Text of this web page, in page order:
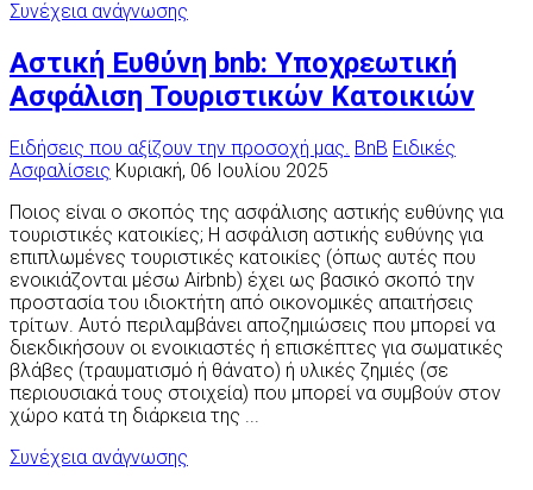
Συνέχεια ανάγνωσης
Αστική Ευθύνη bnb: Υποχρεωτική
Ασφάλιση Τουριστικών Κατοικιών
Ειδήσεις που αξίζουν την προσοχή μας. BnB Ειδικές
Ασφαλίσεις Κυριακή, 06 Ιουλίου 2025
Ποιος είναι ο σκοπός της ασφάλισης αστικής ευθύνης για
τουριστικές κατοικίες; Η ασφάλιση αστικής ευθύνης για
επιπλωμένες τουριστικές κατοικίες (όπως αυτές που
ενοικιάζονται μέσω Airbnb) έχει ως βασικό σκοπό την
προστασία του ιδιοκτήτη από οικονομικές απαιτήσεις
τρίτων. Αυτό περιλαμβάνει αποζημιώσεις που μπορεί να
διεκδικήσουν οι ενοικιαστές ή επισκέπτες για σωματικές
βλάβες (τραυματισμό ή θάνατο) ή υλικές ζημιές (σε
περιουσιακά τους στοιχεία) που μπορεί να συμβούν στον
χώρο κατά τη διάρκεια της ...
Συνέχεια ανάγνωσης